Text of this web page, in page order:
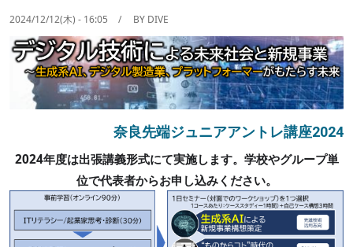
2024/12/12(木) - 16:05 BY DIVE
奈良先端ジュニアアントレ講座2024
2024年度は出張講義形式にて実施します。学校やグループ単
位で代表者からお申し込みください。